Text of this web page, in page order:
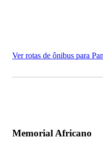
Ver rotas de ônibus para
Memorial Africano